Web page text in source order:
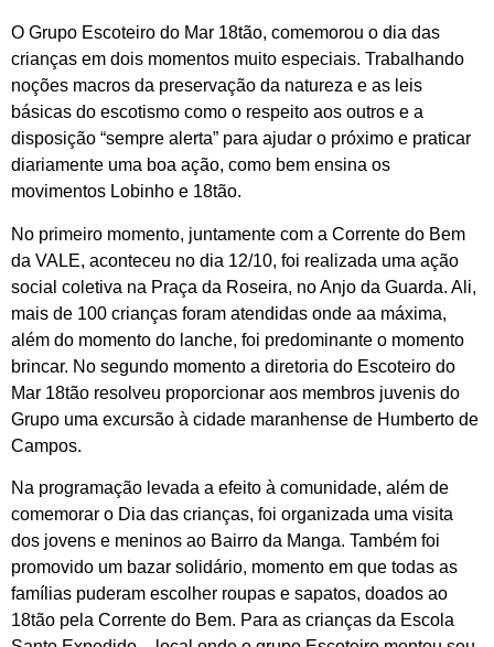
O Grupo Escoteiro do Mar 18tão, comemorou o dia das
crianças em dois momentos muito especiais. Trabalhando
noções macros da preservação da natureza e as leis
básicas do escotismo como o respeito aos outros e a
disposição “sempre alerta” para ajudar o próximo e praticar
diariamente uma boa ação, como bem ensina os
movimentos Lobinho e 18tão.
No primeiro momento, juntamente com a Corrente do Bem
da VALE, aconteceu no dia 12/10, foi realizada uma ação
social coletiva na Praça da Roseira, no Anjo da Guarda. Ali,
mais de 100 crianças foram atendidas onde aa máxima,
além do momento do lanche, foi predominante o momento
brincar. No segundo momento a diretoria do Escoteiro do
Mar 18tão resolveu proporcionar aos membros juvenis do
Grupo uma excursão à cidade maranhense de Humberto de
Campos.
Na programação levada a efeito à comunidade, além de
comemorar o Dia das crianças, foi organizada uma visita
dos jovens e meninos ao Bairro da Manga. Também foi
promovido um bazar solidário, momento em que todas as
famílias puderam escolher roupas e sapatos, doados ao
18tão pela Corrente do Bem. Para as crianças da Escola